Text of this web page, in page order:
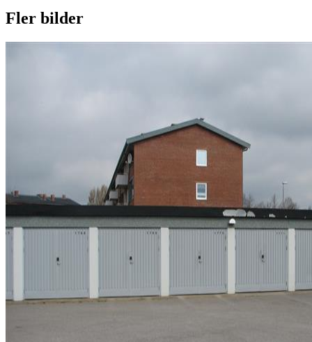
Fler bilder